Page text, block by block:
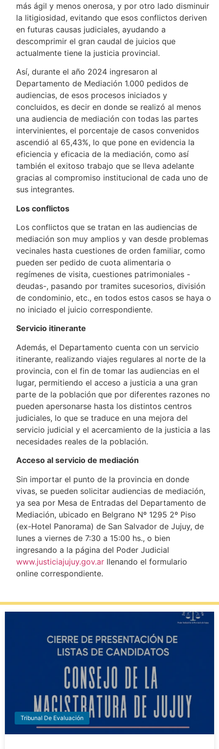
más ágil y menos onerosa, y por otro lado disminuir
la litigiosidad, evitando que esos conflictos deriven
en futuras causas judiciales, ayudando a
descomprimir el gran caudal de juicios que
actualmente tiene la justicia provincial.
Así, durante el año 2024 ingresaron al
Departamento de Mediación 1.000 pedidos de
audiencias, de esos procesos iniciados y
concluidos, es decir en donde se realizó al menos
una audiencia de mediación con todas las partes
intervinientes, el porcentaje de casos convenidos
ascendió al 65,43%, lo que pone en evidencia la
eficiencia y eficacia de la mediación, como así
también el exitoso trabajo que se lleva adelante
gracias al compromiso institucional de cada uno de
sus integrantes.
Los conflictos
Los conflictos que se tratan en las audiencias de
mediación son muy amplios y van desde problemas
vecinales hasta cuestiones de orden familiar, como
pueden ser pedido de cuota alimentaria o
regímenes de visita, cuestiones patrimoniales -
deudas-, pasando por tramites sucesorios, división
de condominio, etc., en todos estos casos se haya o
no iniciado el juicio correspondiente.
Servicio itinerante
Además, el Departamento cuenta con un servicio
itinerante, realizando viajes regulares al norte de la
provincia, con el fin de tomar las audiencias en el
lugar, permitiendo el acceso a justicia a una gran
parte de la población que por diferentes razones no
pueden apersonarse hasta los distintos centros
judiciales, lo que se traduce en una mejora del
servicio judicial y el acercamiento de la justicia a las
necesidades reales de la población.
Acceso al servicio de mediación
Sin importar el punto de la provincia en donde
vivas, se pueden solicitar audiencias de mediación,
ya sea por Mesa de Entradas del Departamento de
Mediación, ubicado en Belgrano Nº 1295 2º Piso
(ex-Hotel Panorama) de San Salvador de Jujuy, de
lunes a viernes de 7:30 a 15:00 hs., o bien
ingresando a la página del Poder Judicial
www.justiciajujuy.gov.arllenando el formulario
online correspondiente.
Tribunal De Evaluación